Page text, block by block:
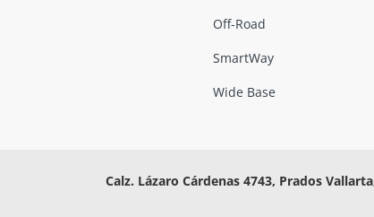
Off-Road
SmartWay
Wide Base
Calz. Lázaro Cárdenas 4743, Prados